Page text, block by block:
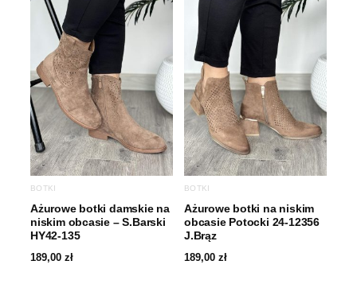
BOTKI
Ażurowe botki damskie na
niskim obcasie – S.Barski
HY42-135
189,00 zł
BOTKI
Ażurowe botki na niskim
obcasie Potocki 24-12356
J.Brąz
189,00 zł